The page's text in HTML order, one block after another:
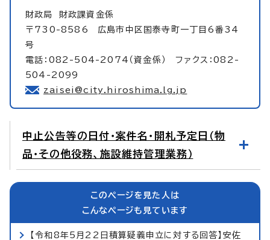
財政局
財政課資金係
〒730-8586 広島市中区国泰寺町一丁目6番34
号
電話：082-504-2074（資金係） ファクス：082-
504-2099
zaisei@city.hiroshima.lg.jp
中止公告等の日付・案件名・開札予定日（物
品・その他役務、施設維持管理業務）
このページを見た人は
こんなページも見ています
【令和8年5月22日積算疑義申立に対する回答】安佐